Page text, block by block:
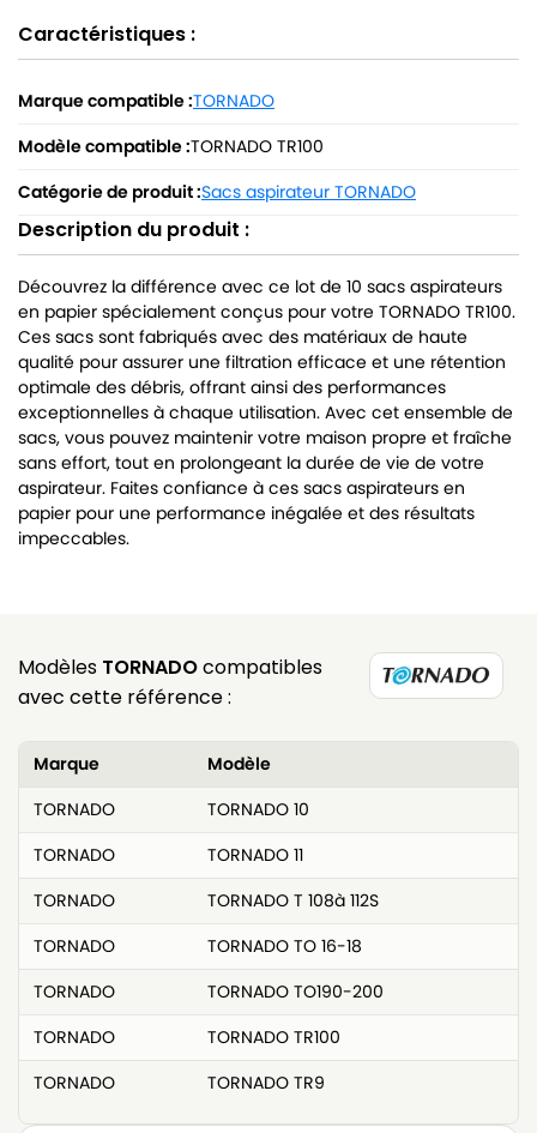
Caractéristiques :
Marque compatible :TORNADO
Modèle compatible :TORNADO TR100
Catégorie de produit :Sacs aspirateur TORNADO
Description du produit :
Découvrez la différence avec ce lot de 10 sacs aspirateurs
en papier spécialement conçus pour votre TORNADO TR100.
Ces sacs sont fabriqués avec des matériaux de haute
qualité pour assurer une filtration efficace et une rétention
optimale des débris, offrant ainsi des performances
exceptionnelles à chaque utilisation. Avec cet ensemble de
sacs, vous pouvez maintenir votre maison propre et fraîche
sans effort, tout en prolongeant la durée de vie de votre
aspirateur. Faites confiance à ces sacs aspirateurs en
papier pour une performance inégalée et des résultats
impeccables.
Modèles TORNADOcompatibles
avec cette référence :
Marque
Modèle
TORNADO
TORNADO 10
TORNADO
TORNADO 11
TORNADO
TORNADO T 108à 112S
TORNADO
TORNADO TO 16-18
TORNADO
TORNADO TO190-200
TORNADO
TORNADO TR100
TORNADO
TORNADO TR9